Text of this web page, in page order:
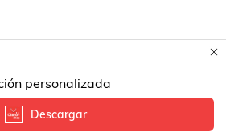
personalizada
Descargar